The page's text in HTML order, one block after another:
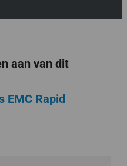
aan van dit
EMC Rapid